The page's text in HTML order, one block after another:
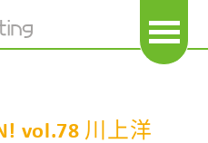
vol.78 川上洋